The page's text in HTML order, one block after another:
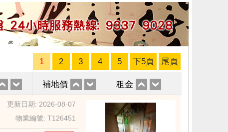
1 2 3 4 5 下5頁 尾頁
補地價 租金
更新日期: 2026-08-07
物業編號: T126451